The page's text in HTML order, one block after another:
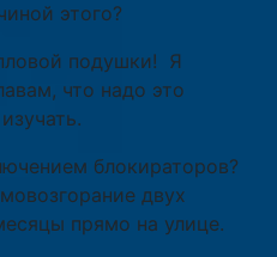
этого?
подушки! Я
что надо это
блокираторов?
двух
прямо на улице.